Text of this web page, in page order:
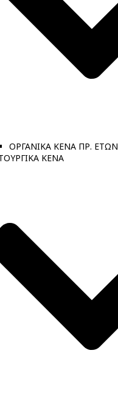
ΟΡΓΑΝΙΚΑ ΚΕΝΑ ΠΡ. ΕΤΩΝ
ΚΕΝΑ